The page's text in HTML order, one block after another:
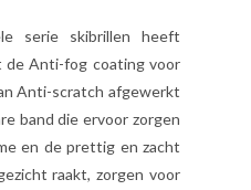
serie skibrillen heeft
de Anti-fog coating voor
Anti-scratch afgewerkt
band die ervoor zorgen
en de prettig en zacht
raakt, zorgen voor